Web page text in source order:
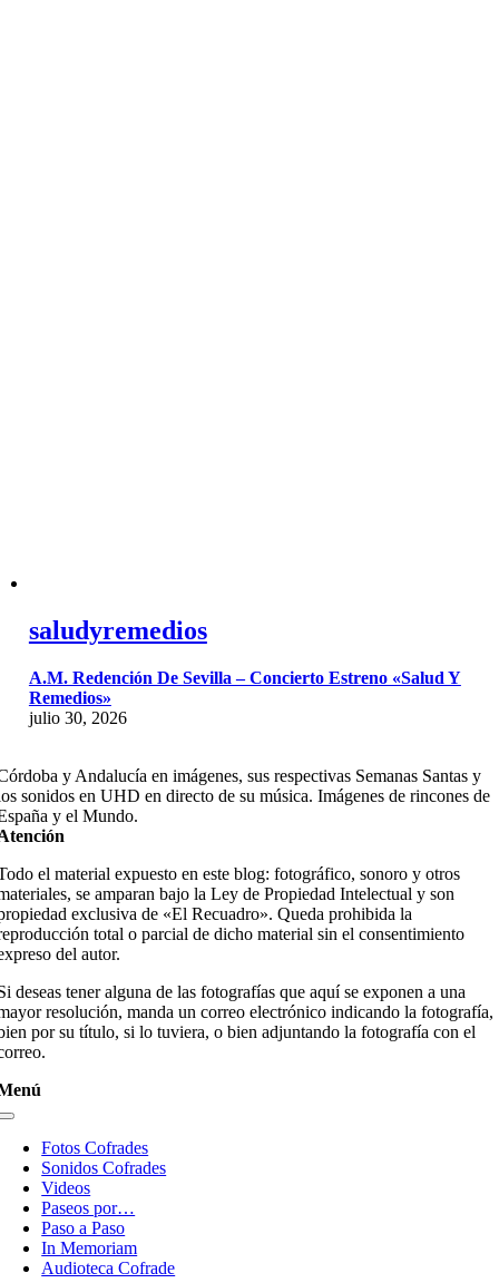
saludyremedios
A.M. Redención De Sevilla – Concierto Estreno «Salud Y
Remedios»
julio 30, 2026
y Andalucía en imágenes, sus respectivas Semanas Santas y
sonidos en UHD en directo de su música. Imágenes de rincones de
y el Mundo.
el material expuesto en este blog: fotográfico, sonoro y otros
se amparan bajo la Ley de Propiedad Intelectual y son
exclusiva de «El Recuadro». Queda prohibida la
total o parcial de dicho material sin el consentimiento
del autor.
deseas tener alguna de las fotografías que aquí se exponen a una
resolución, manda un correo electrónico indicando la fotografía,
por su título, si lo tuviera, o bien adjuntando la fotografía con el
Toggle
NavigationFotos Cofrades
Sonidos Cofrades
Videos
Paseos por…
Paso a Paso
In Memoriam
Audioteca Cofrade